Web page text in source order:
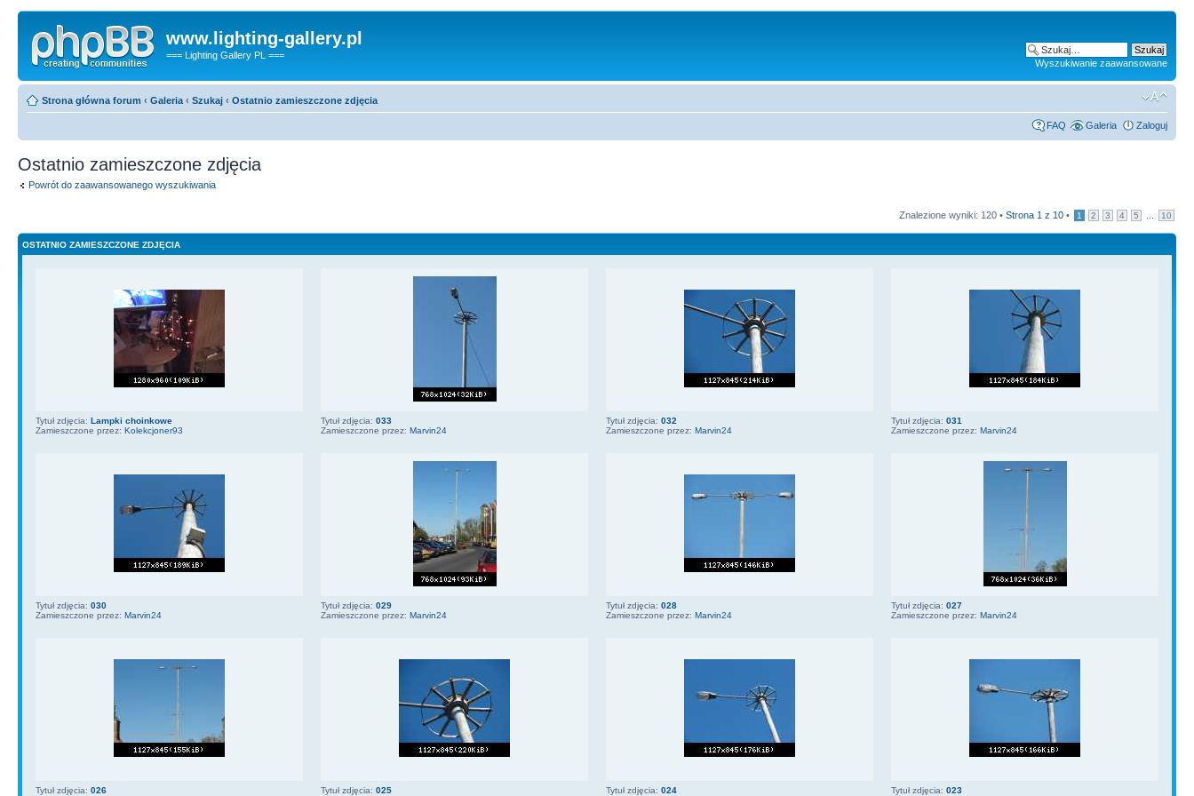
www.lighting-gallery.pl
=== Lighting Gallery PL ===
Wyszukiwanie zaawansowane
Strona główna forum ‹ Galeria ‹ Szukaj ‹ Ostatnio zamieszczone zdjęcia
FAQ Galeria Zaloguj
Ostatnio zamieszczone zdjęcia
Powrót do zaawansowanego wyszukiwania
Znalezione wyniki: 120 • Strona 1 z 10 • 1 2 3 4 5 10
OSTATNIO ZAMIESZCZONE ZDJĘCIA
Tytuł zdjęcia: Lampki choinkowe
Zamieszczone przez: Kolekcjoner93
Tytuł zdjęcia: 033
Zamieszczone przez: Marvin24
Tytuł zdjęcia: 032
Zamieszczone przez: Marvin24
Tytuł zdjęcia: 031
Zamieszczone przez: Marvin24
Tytuł zdjęcia: 030
Zamieszczone przez: Marvin24
Tytuł zdjęcia: 029
Zamieszczone przez: Marvin24
Tytuł zdjęcia: 028
Zamieszczone przez: Marvin24
Tytuł zdjęcia: 027
Zamieszczone przez: Marvin24
Tytuł zdjęcia: 026
Tytuł zdjęcia: 025
Tytuł zdjęcia: 024
Tytuł zdjęcia: 023